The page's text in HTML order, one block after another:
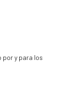
por y para los